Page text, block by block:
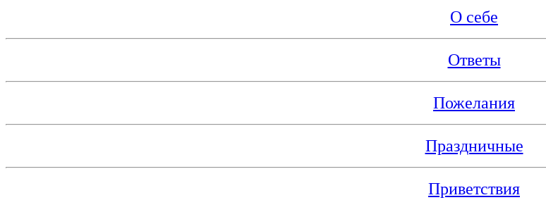
О себе
Ответы
Пожелания
Праздничные
Приветствия